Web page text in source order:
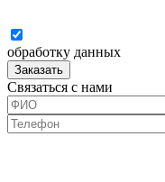
обработку данных
Заказать
Связаться с нами